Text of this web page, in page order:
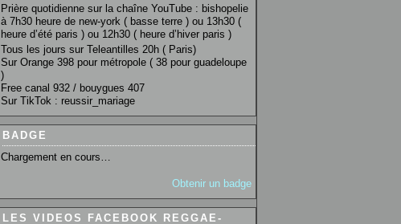
Prière quotidienne sur la chaîne YouTube : bishopelie
à 7h30 heure de new-york ( basse terre ) ou 13h30 (
heure d’été paris ) ou 12h30 ( heure d’hiver paris )
Tous les jours sur Teleantilles 20h ( Paris)
Sur Orange 398 pour métropole ( 38 pour guadeloupe
)
Free canal 932 / bouygues 407
Sur TikTok : reussir_mariage
BADGE
Chargement en cours…
Obtenir un badge
LES VIDEOS FACEBOOK REGGAE-